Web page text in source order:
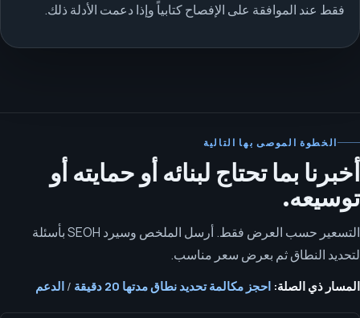
فقط عند الموافقة على الإفصاح كتابياً وإذا دعمت الأدلة ذلك.
الخطوة الموصى بها التالية
أخبرنا بما تحتاج لبنائه أو حمايته أو
توسيعه.
التسعير حسب العرض فقط. أرسل الملخص وسيرد SEOH بأسئلة
لتحديد النطاق ثم بعرض سعر مناسب.
المسار ذي الصلة: احجز مكالمة تحديد نطاق مدتها 20 دقيقة / الدعم